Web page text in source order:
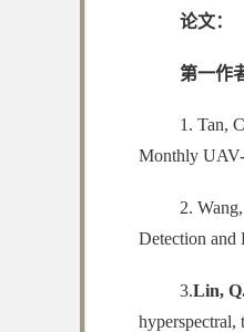
论文：
第一作
1. Tan,
Monthly UAV-
2.
Detection and
3.Lin,
hyperspectral,